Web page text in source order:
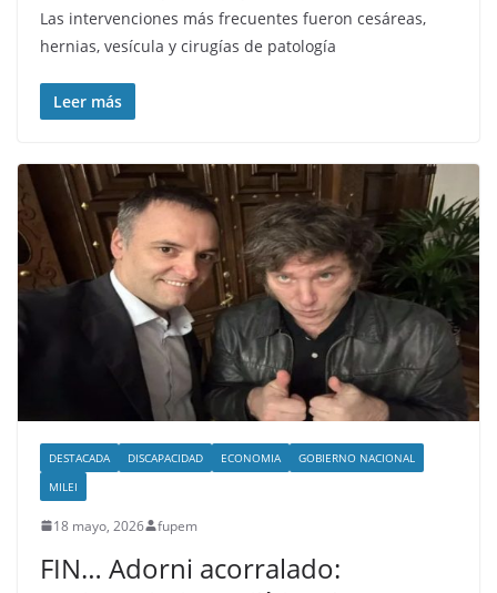
Las intervenciones más frecuentes fueron cesáreas,
hernias, vesícula y cirugías de patología
Leer más
DESTACADA DISCAPACIDAD ECONOMIA
GOBIERNO NACIONAL
MILEI
18 mayo, 2026 fupem
FIN… Adorni acorralado: